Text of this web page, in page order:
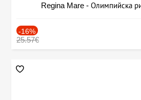
Regina Mare - Олимпийска
-16%
25.57€